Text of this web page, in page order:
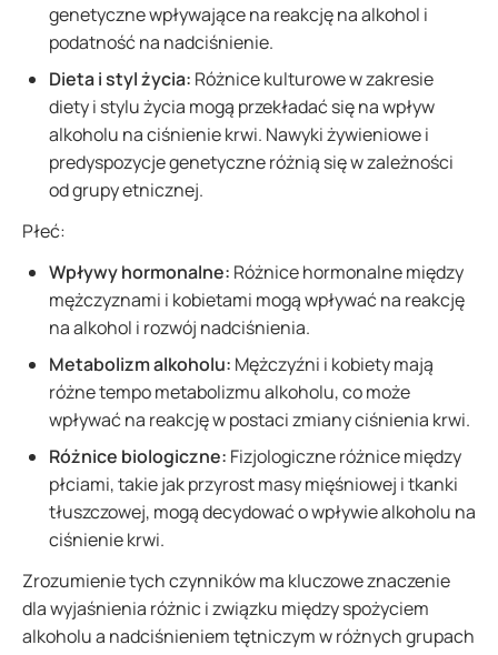
genetyczne wpływające na reakcję na alkohol i
podatność na nadciśnienie.
Dieta i styl życia: Różnice kulturowe w zakresie
diety i stylu życia mogą przekładać się na wpływ
alkoholu na ciśnienie krwi. Nawyki żywieniowe i
predyspozycje genetyczne różnią się w zależności
od grupy etnicznej.
Płeć:
Wpływy hormonalne: Różnice hormonalne między
mężczyznami i kobietami mogą wpływać na reakcję
na alkohol i rozwój nadciśnienia.
Metabolizm alkoholu: Mężczyźni i kobiety mają
różne tempo metabolizmu alkoholu, co może
wpływać na reakcję w postaci zmiany ciśnienia krwi.
Różnice biologiczne: Fizjologiczne różnice między
płciami, takie jak przyrost masy mięśniowej i tkanki
tłuszczowej, mogą decydować o wpływie alkoholu na
ciśnienie krwi.
Zrozumienie tych czynników ma kluczowe znaczenie
dla wyjaśnienia różnic i związku między spożyciem
alkoholu a nadciśnieniem tętniczym w różnych grupach